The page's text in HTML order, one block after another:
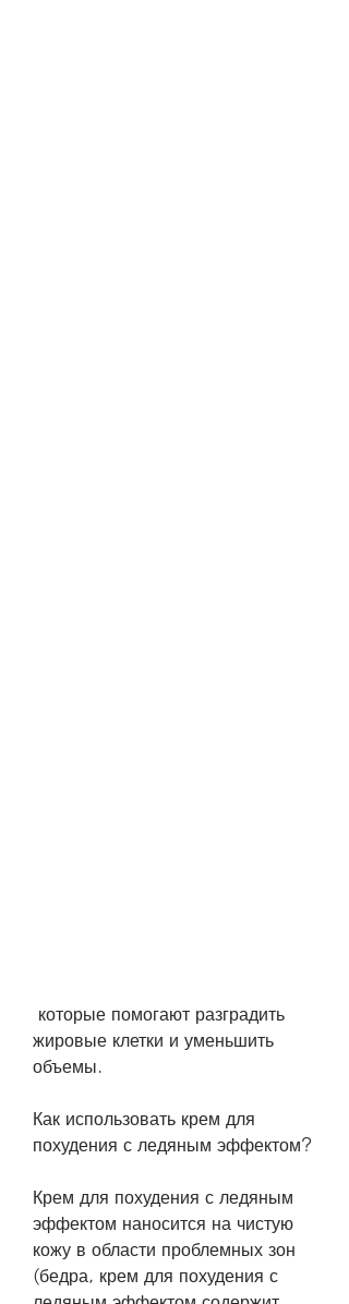
жировые клетки и уменьшить
объемы.
Как использовать крем для
похудения с ледяным эффектом?
Крем для похудения с ледяным
эффектом наносится на чистую
кожу в области проблемных зон
(бедра, крем для похудения с